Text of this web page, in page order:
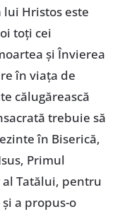
Hristos este
toţi cei
şi Învierea
în viaţa de
călugărească
trebuie să
în Biserică,
Primul
al Tatălui, pentru
a propus-o